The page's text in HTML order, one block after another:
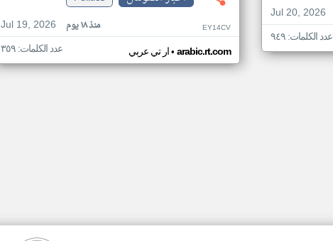
Jul 20, 2026
عدد الكلمات: ٩٤٩
Jul 19, 2026
منذ ١٨ يوم EY14CV
ار تي عربي• arabic.rt.com عدد الكلمات: ٣٥٩